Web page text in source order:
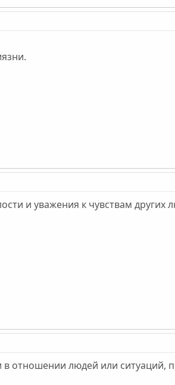
и уважения к чувствам других
в отношении людей или ситуаций,